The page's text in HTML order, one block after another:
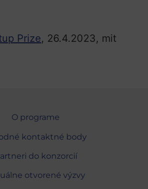
Prize, 26.4.2023, mit
O programe
kontaktné body
do konzorcií
otvorené výzvy